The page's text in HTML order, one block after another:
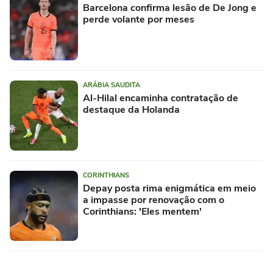
Barcelona confirma lesão de De Jong e
perde volante por meses
ARÁBIA SAUDITA
Al-Hilal encaminha contratação de
destaque da Holanda
CORINTHIANS
Depay posta rima enigmática em meio
a impasse por renovação com o
Corinthians: 'Eles mentem'